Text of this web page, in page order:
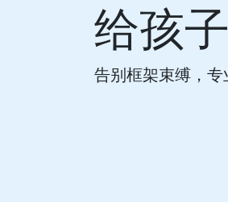
给孩
告别框架束缚，专